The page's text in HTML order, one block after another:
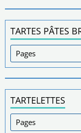
TARTES PÂTES
TARTELETTES